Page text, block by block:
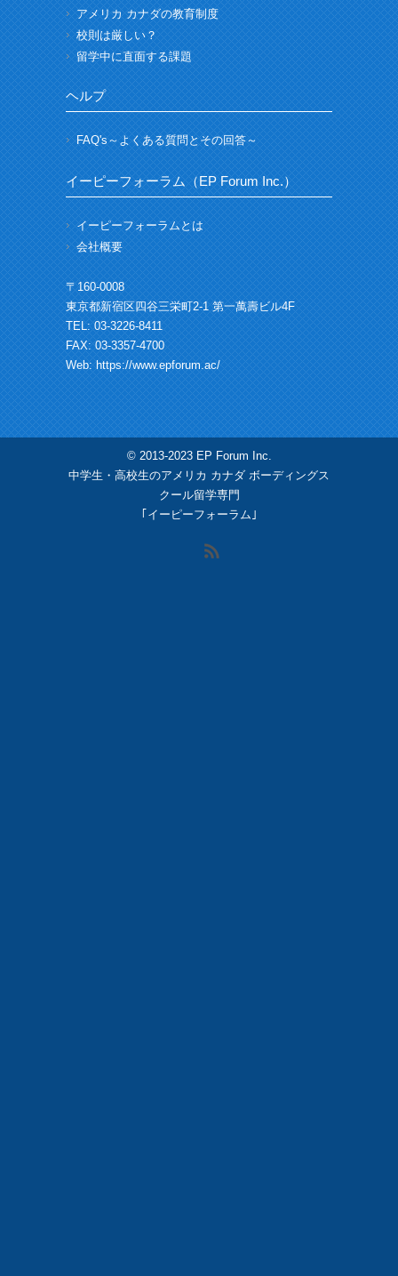
アメリカ カナダの教育制度
校則は厳しい？
留学中に直面する課題
ヘルプ
FAQ's～よくある質問とその回答～
イーピーフォーラム（EP Forum Inc.）
イーピーフォーラムとは
会社概要
〒160-0008
東京都新宿区四谷三栄町2-1 第一萬壽ビル4F
TEL: 03-3226-8411
FAX: 03-3357-4700
Web: https://www.epforum.ac/
© 2013-2023 EP Forum Inc.
中学生・高校生のアメリカ カナダ ボーディングス
クール留学専門
｢イーピーフォーラム｣